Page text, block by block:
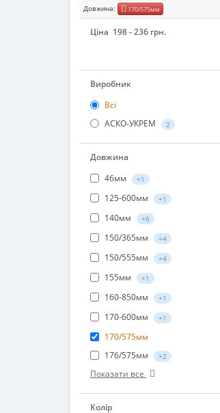
Довжина: 170/575мм
Ціна 198-236 грн.
Виробник
Всі
АСКО-УКРЕМ
2
Довжина
46мм
+1
125-600мм
140мм +6
150/365мм +4
150/555мм
155мм +1
160-850мм +1
170-600мм
170/575мм
176/575мм
Показати все